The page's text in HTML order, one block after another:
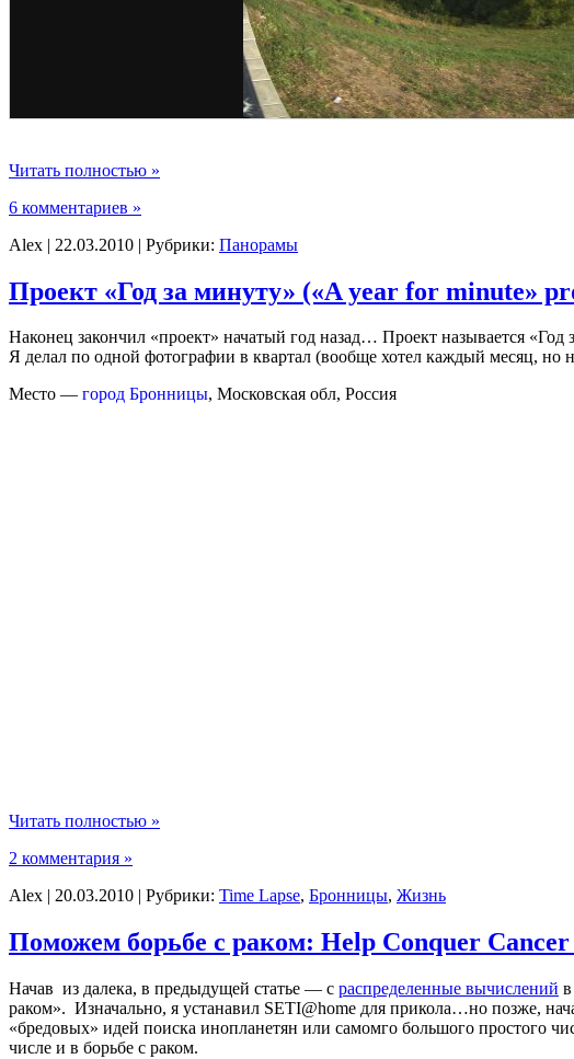
Читать полностью »
6 комментариев »
Alex | 22.03.2010 | Рубрики: Панорамы
Проект «Год за минуту» («A year for minute»
Наконец закончил «проект» начатый год назад… Проект называется
Я делал по одной фотографии в квартал (вообще хотел каждый месяц, но
Место — город Бронницы, Московская обл, Россия
Читать полностью »
2 комментария »
Alex | 20.03.2010 | Рубрики: Time Lapse, Бронницы, Жизнь
Поможем борьбе с раком: Help Conquer
Начав из далека, в предыдущей статье — с распределенные вычислений
раком». Изначально, я устанавил SETI@home для прикола…но позже,
«бредовых» идей поиска инопланетян или самомго большого простого
числе и в борьбе с раком.